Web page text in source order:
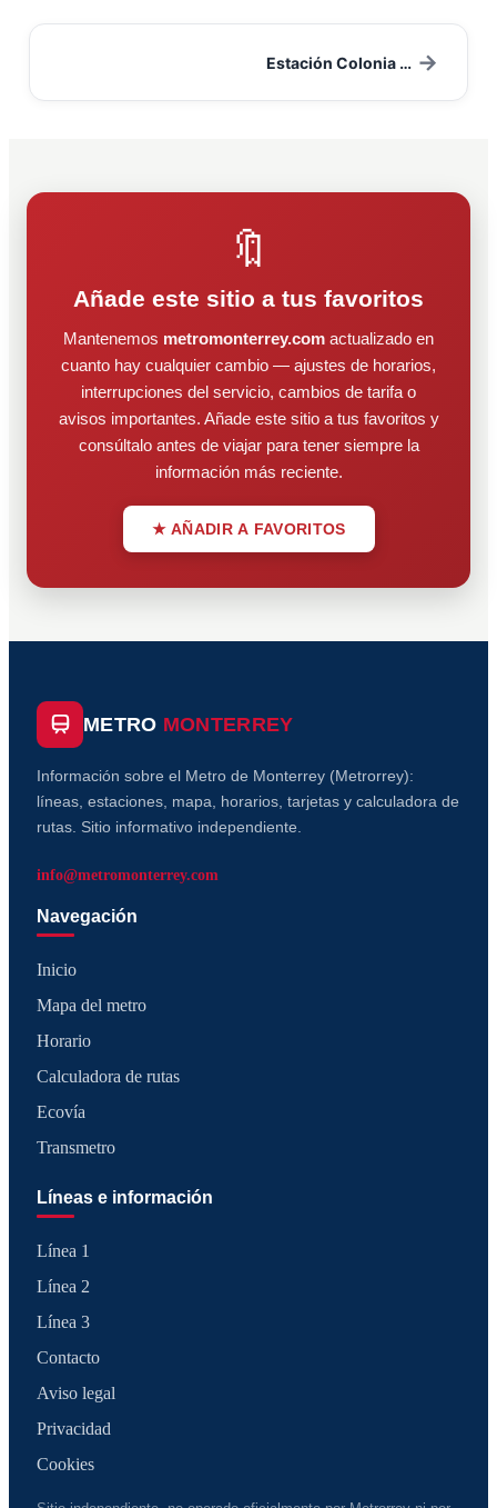
Estación Colonia Obrera →
🔖
Añade este sitio a tus favoritos
Mantenemos metromonterrey.com actualizado en
cuanto hay cualquier cambio — ajustes de horarios,
interrupciones del servicio, cambios de tarifa o
avisos importantes. Añade este sitio a tus favoritos y
consúltalo antes de viajar para tener siempre la
información más reciente.
★ AÑADIR A FAVORITOS
METRO MONTERREY
Información sobre el Metro de Monterrey (Metrorrey):
líneas, estaciones, mapa, horarios, tarjetas y calculadora de
rutas. Sitio informativo independiente.
info@metromonterrey.com
Navegación
Inicio
Mapa del metro
Horario
Calculadora de rutas
Ecovía
Transmetro
Líneas e información
Línea 1
Línea 2
Línea 3
Contacto
Aviso legal
Privacidad
Cookies